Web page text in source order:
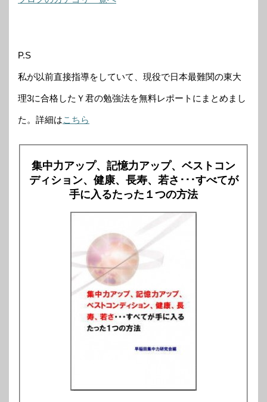
P.S
私が以前直接指導をしていて、現役で日本最難関の東大
理3に合格したＹ君の勉強法を無料レポートにまとめまし
た。詳細はこちら
集中力アップ、記憶力アップ、ベストコン
ディション、健康、長寿、若さ･･･すべてが
手に入るたった１つの方法